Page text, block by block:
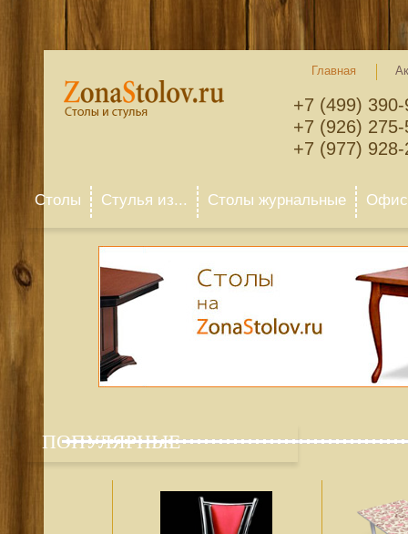
Главная
+7 (499)
+7 (926)
+7 (977)
Столы Стулья из... Столы журнальные
ПОПУЛЯРНЫЕ